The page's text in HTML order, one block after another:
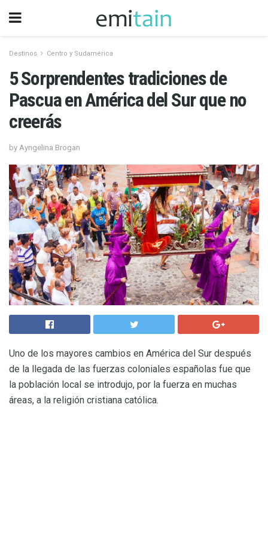
Destinos Centro y Sudamérica
5 Sorprendentes tradiciones de
Pascua en América del Sur que no
creerás
by Ayngelina Brogan
Uno de los mayores cambios en América del Sur después
de la llegada de las fuerzas coloniales españolas fue que
la población local se introdujo, por la fuerza en muchas
áreas, a la religión cristiana católica.